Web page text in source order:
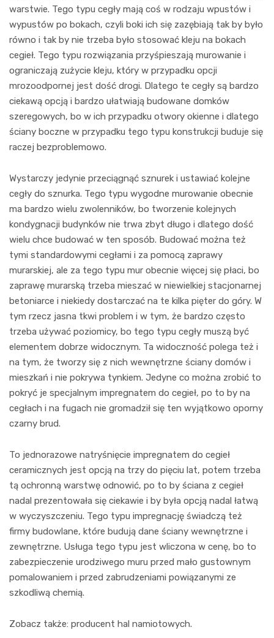
warstwie. Tego typu cegły mają coś w rodzaju wpustów i
wypustów po bokach, czyli boki ich się zazębiają tak by było
równo i tak by nie trzeba było stosować kleju na bokach
cegieł. Tego typu rozwiązania przyśpieszają murowanie i
ograniczają zużycie kleju, który w przypadku opcji
mrozoodpornej jest dość drogi. Dlatego te cegły są bardzo
ciekawą opcją i bardzo ułatwiają budowane domków
szeregowych, bo w ich przypadku otwory okienne i dlatego
ściany boczne w przypadku tego typu konstrukcji buduje się
raczej bezproblemowo.
Wystarczy jedynie przeciągnąć sznurek i ustawiać kolejne
cegły do sznurka. Tego typu wygodne murowanie obecnie
ma bardzo wielu zwolenników, bo tworzenie kolejnych
kondygnacji budynków nie trwa zbyt długo i dlatego dość
wielu chce budować w ten sposób. Budować można też
tymi standardowymi cegłami i za pomocą zaprawy
murarskiej, ale za tego typu mur obecnie więcej się płaci, bo
zaprawę murarską trzeba mieszać w niewielkiej stacjonarnej
betoniarce i niekiedy dostarczać na te kilka pięter do góry. W
tym rzecz jasna tkwi problem i w tym, że bardzo często
trzeba używać poziomicy, bo tego typu cegły muszą być
elementem dobrze widocznym. Ta widoczność polega też i
na tym, że tworzy się z nich wewnętrzne ściany domów i
mieszkań i nie pokrywa tynkiem. Jedyne co można zrobić to
pokryć je specjalnym impregnatem do cegieł, po to by na
cegłach i na fugach nie gromadził się ten wyjątkowo oporny
czarny brud.
To jednorazowe natryśnięcie impregnatem do cegieł
ceramicznych jest opcją na trzy do pięciu lat, potem trzeba
tą ochronną warstwę odnowić, po to by ściana z cegieł
nadal prezentowała się ciekawie i by była opcją nadal łatwą
w wyczyszczeniu. Tego typu impregnację świadczą też
firmy budowlane, które budują dane ściany wewnętrzne i
zewnętrzne. Usługa tego typu jest wliczona w cenę, bo to
zabezpieczenie urodziwego muru przed mało gustownym
pomalowaniem i przed zabrudzeniami powiązanymi ze
szkodliwą chemią.
Zobacz także: producent hal namiotowych.